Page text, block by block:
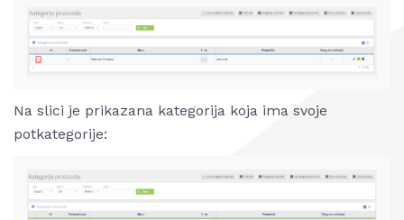
Na slici je prikazana kategorija koja ima svoje
potkategorije: